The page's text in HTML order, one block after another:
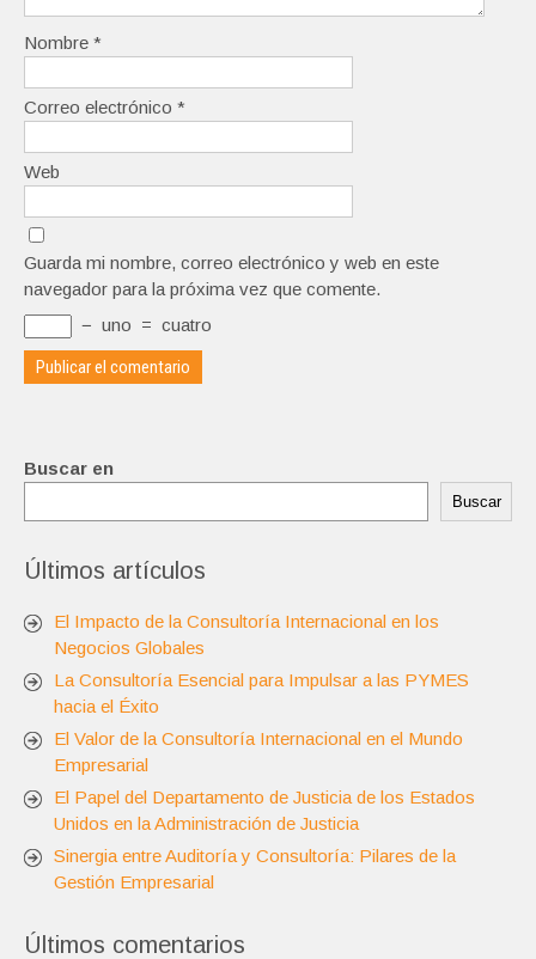
Nombre *
Correo electrónico *
Web
Guarda mi nombre, correo electrónico y web en este
navegador para la próxima vez que comente.
− uno = cuatro
Buscar en
Buscar
Últimos artículos
El Impacto de la Consultoría Internacional en los
Negocios Globales
La Consultoría Esencial para Impulsar a las PYMES
hacia el Éxito
El Valor de la Consultoría Internacional en el Mundo
Empresarial
El Papel del Departamento de Justicia de los Estados
Unidos en la Administración de Justicia
Sinergia entre Auditoría y Consultoría: Pilares de la
Gestión Empresarial
Últimos comentarios